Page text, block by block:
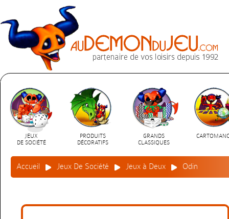
JEUX
DE SOCIÉTÉ
PRODUITS
DÉCORATIFS
GRANDS
CLASSIQUES
Accueil Jeux De Société Jeux à Deux Odin